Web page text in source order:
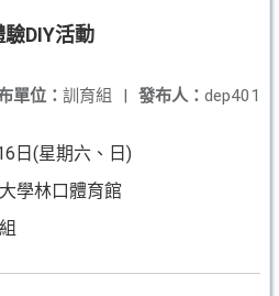
DIY活動
發布人： dep401
單位： 訓育組 |
日(星期六、日)
學林口體育館